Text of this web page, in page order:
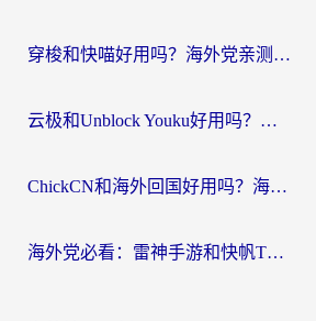
穿梭和快喵好用吗？海外党亲测：小众加速器对比+番茄加速器深度体验
云极和Unblock Youku好用吗？海外党亲测+2026回国加速器避坑指南
ChickCN和海外回国好用吗？海外党2026亲测：从手游到影音，选对加速器的3个关键
海外党必看：雷神手游和快帆TV版好用吗？3步选对回国加速器不踩坑